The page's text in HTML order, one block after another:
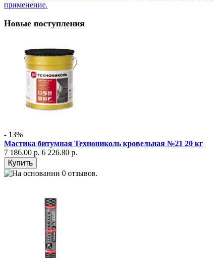
применение.
Новые поступления
- 13%
Мастика битумная Технониколь кровельная №21 20 кг
7 186.00 р. 6 226.80 р.